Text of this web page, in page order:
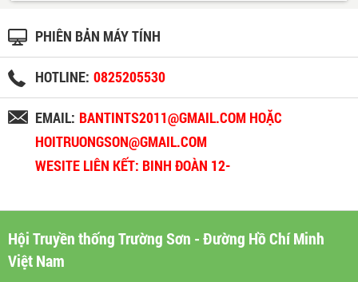
PHIÊN BẢN MÁY TÍNH
HOTLINE: 0825205530
EMAIL: BANTINTS2011@GMAIL.COM HOẶC
HOITRUONGSON@GMAIL.COM
WESITE LIÊN KẾT: BINH ĐOÀN 12-
Hội Truyền thống Trường Sơn - Đường Hồ Chí Minh
Việt Nam